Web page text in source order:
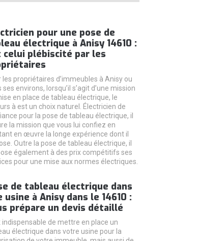
pour une pose de
électrique à Anisy 14610 :
celui plébiscité par les
les propriétaires d’immeubles à Anisy ou
ses environs, lorsqu’il s’agit d’une mission
en place de tableau électrique, le
à est un choix naturel. Électricien de
pour la pose de tableau électrique, il
la mission que vous lui confiez en
en œuvre la longe expérience dont il
Outre la pose de tableau électrique, il
également à des prix compétitifs ses
pour une mise aux normes électriques.
de tableau électrique dans
usine à Anisy dans le 14610 :
prépare un devis détaillé
indispensable de mettre en place un
électrique dans votre usine pour la